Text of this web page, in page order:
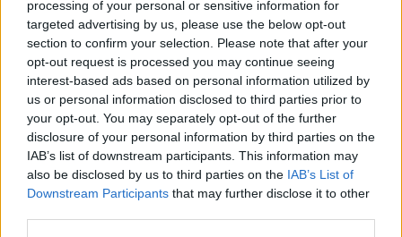
processing of your personal or sensitive information for
targeted advertising by us, please use the below opt-out
section to confirm your selection. Please note that after your
opt-out request is processed you may continue seeing
interest-based ads based on personal information utilized by
us or personal information disclosed to third parties prior to
your opt-out. You may separately opt-out of the further
disclosure of your personal information by third parties on the
IAB’s list of downstream participants. This information may
also be disclosed by us to third parties on the IAB’s List of
Downstream Participants that may further disclose it to other
Re: Takto sa rieši málo úložného miesta. V tomto byte
stačil jeden prvok | Môjdom.sk
Dizajn je to nádherný, tá brezová preglejka a čisté línie vyzerajú super.
Ale vždy, keď…
Re: Toto je najväčší mýtus pri ošetrení dreva a môže vás
vyjsť draho. Ako ho ochrániť pred hnitím a škodcami?
clovek by cakal ze vysusene drahe drevo bolo predtym naparovane aby
sa zbavilo zarodkov skodcov...